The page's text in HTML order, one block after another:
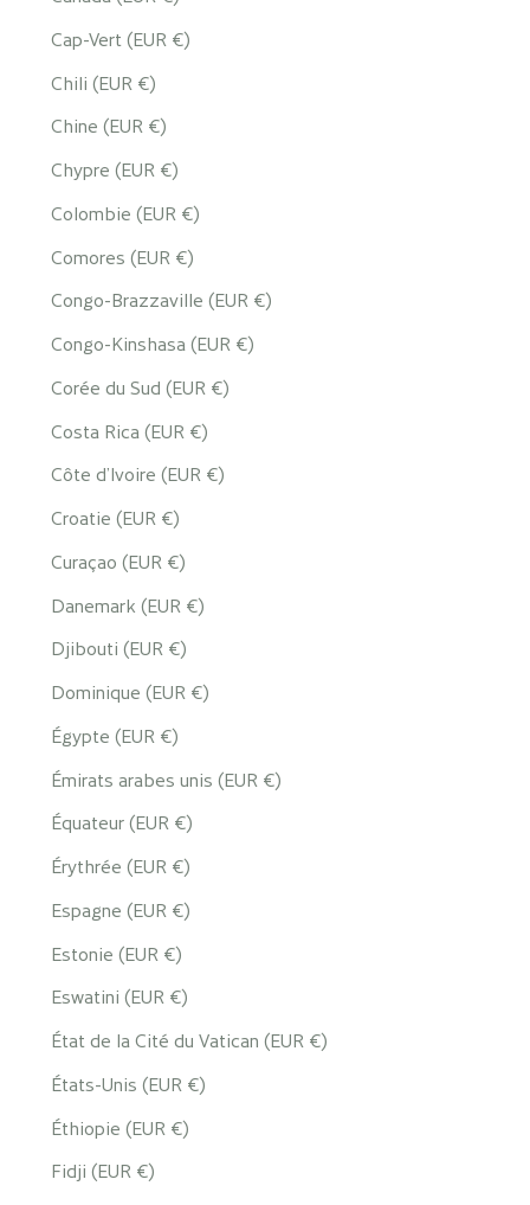
Cap-Vert (EUR €)
Chili (EUR €)
Chine (EUR €)
Chypre (EUR €)
Colombie (EUR €)
Comores (EUR €)
Congo-Brazzaville (EUR €)
Congo-Kinshasa (EUR €)
Corée du Sud (EUR €)
Costa Rica (EUR €)
Côte d’Ivoire (EUR €)
Croatie (EUR €)
Curaçao (EUR €)
Danemark (EUR €)
Djibouti (EUR €)
Dominique (EUR €)
Égypte (EUR €)
Émirats arabes unis (EUR €)
Équateur (EUR €)
Érythrée (EUR €)
Espagne (EUR €)
Estonie (EUR €)
Eswatini (EUR €)
État de la Cité du Vatican (EUR €)
États-Unis (EUR €)
Éthiopie (EUR €)
Fidji (EUR €)